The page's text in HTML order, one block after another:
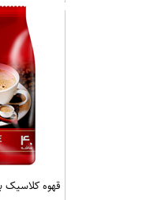
قهوه کلاسيک